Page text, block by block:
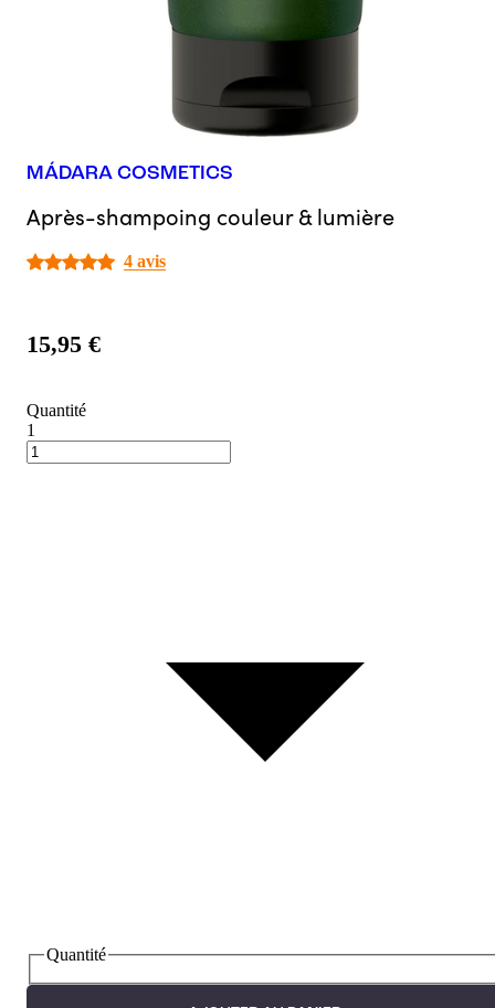
MÁDARA COSMETICS
Après-shampoing couleur & lumière
4 avis
15,95 €
Quantité
1
Quantité